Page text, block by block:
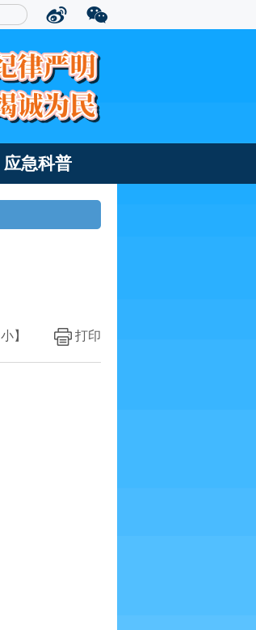
应急科普
打印
小】